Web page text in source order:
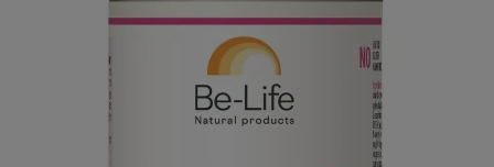
Uw winkelwagen is leeg.
Vul hem met producten.